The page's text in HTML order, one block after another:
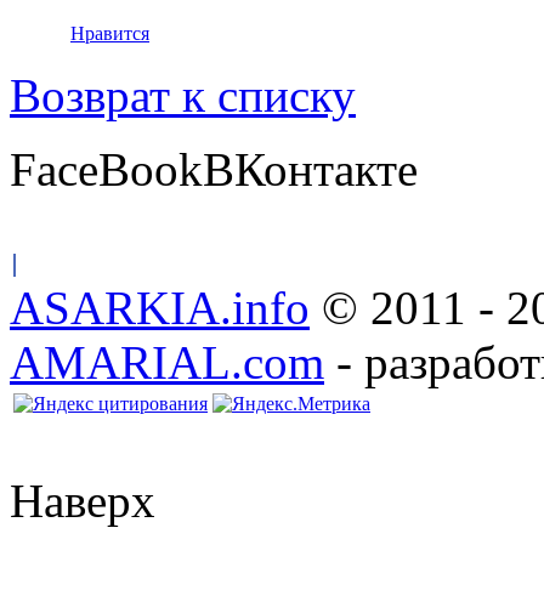
Нравится
Возврат к списку
FaceBookВКонтакте
ASARKIA.info © 2011 -
AMARIAL.com -
Наверх